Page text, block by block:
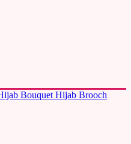
Bouquet Hijab Brooch